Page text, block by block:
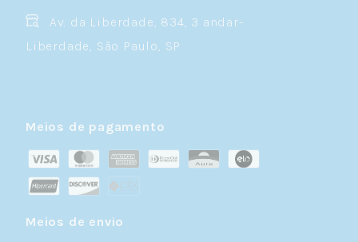
Av. da Liberdade, 834, 3 andar-
Liberdade, São Paulo, SP
Meios de pagamento
Meios de envio